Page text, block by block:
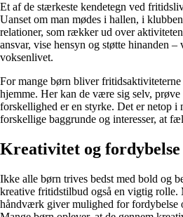
Et af de stærkeste kendetegn ved
Uanset om man mødes i hallen, i
relationer, som rækker ud over
ansvar, vise hensyn og støtte hinanden
voksenlivet.
For mange børn bliver
hjemme. Her kan de være sig selv,
forskellighed er en styrke. Det er netop i
forskellige baggrunde og interesser, at
Kreativitet og fordybelse
Ikke alle børn trives bedst med bold og
kreative fritidstilbud også en vigtig rolle.
håndværk giver mulighed for fordybelse